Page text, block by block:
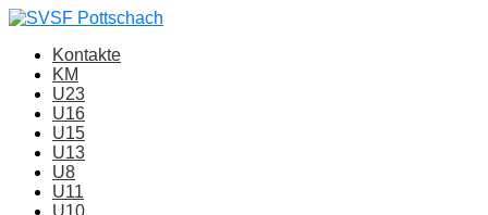
Kontakte
KM
U23
U16
U15
U13
U8
U11
U10